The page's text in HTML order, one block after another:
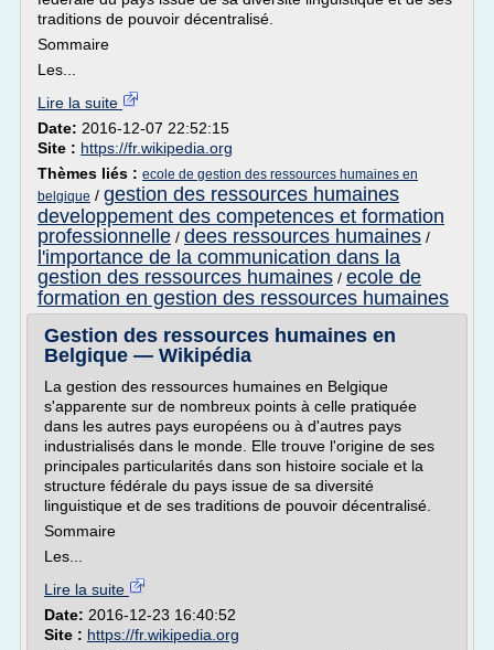
traditions de pouvoir décentralisé.
Sommaire
Les...
Lire la suite
Date: 2016-12-07 22:52:15
Site : https://fr.wikipedia.org
Thèmes liés : ecole de gestion des ressources humaines en
belgique / gestion des ressources humaines
developpement des competences et formation
professionnelle / dees ressources humaines /
l'importance de la communication dans la
gestion des ressources humaines / ecole de
formation en gestion des ressources humaines
Gestion des ressources humaines en
Belgique — Wikipédia
La gestion des ressources humaines en Belgique
s'apparente sur de nombreux points à celle pratiquée
dans les autres pays européens ou à d'autres pays
industrialisés dans le monde. Elle trouve l'origine de ses
principales particularités dans son histoire sociale et la
structure fédérale du pays issue de sa diversité
linguistique et de ses traditions de pouvoir décentralisé.
Sommaire
Les...
Lire la suite
Date: 2016-12-23 16:40:52
Site : https://fr.wikipedia.org